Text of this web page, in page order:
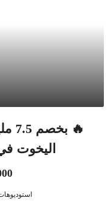
🔥
اليخوت